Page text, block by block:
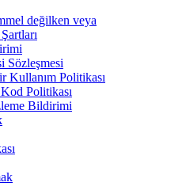
değilken veya
Sözleşmesi
Kullanım Politikası
Politikası
Bildirimi